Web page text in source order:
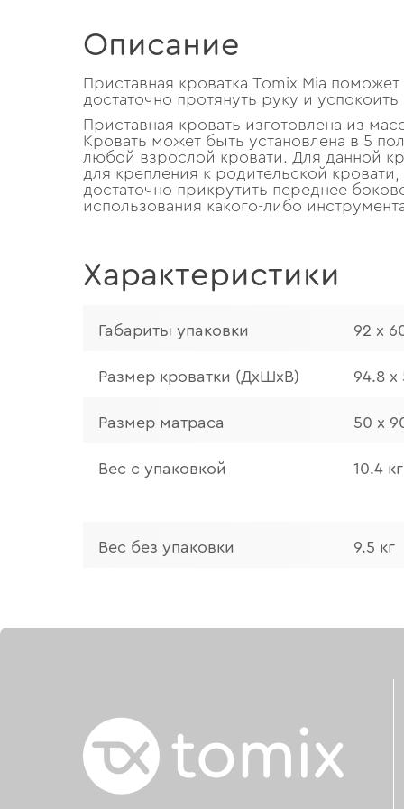
Описание
Приставная кроватка Tomix Mia
достаточно протянуть руку и
Приставная кровать изготовлена из
Кровать может быть установлена в 5
любой взрослой кровати. Для данной
для крепления к родительской
достаточно прикрутить переднее
использования какого-либо
Характеристики
Габариты упаковки 92 х
Размер кроватки (ДхШхВ) 94.8 х
Размер матраса 50 х
Вес с упаковкой 10.4 кг
Вес без упаковки 9.5 кг